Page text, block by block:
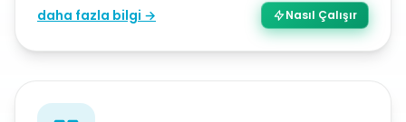
daha fazla bilgi → Nasıl Çalışır